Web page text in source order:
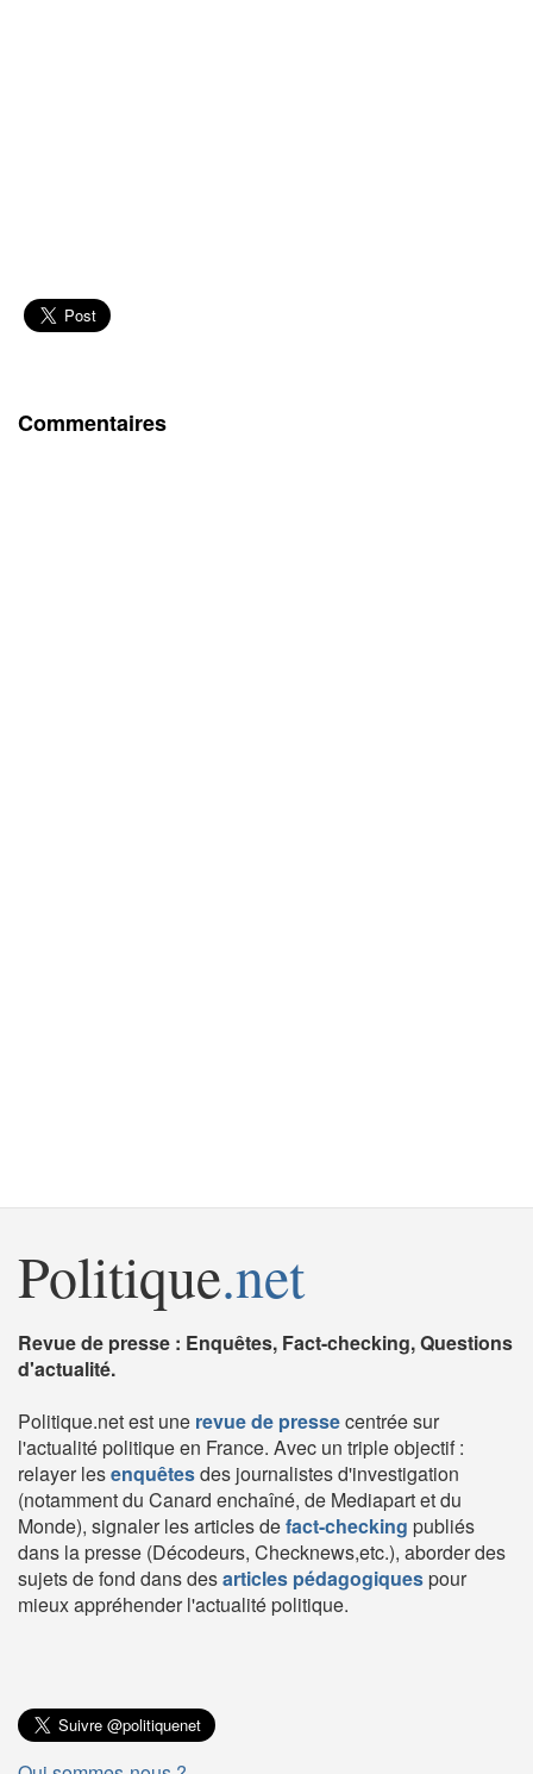
Commentaires
Politique.net
Revue de presse : Enquêtes, Fact-checking, Questions
d'actualité.
Politique.net est une revue de pressecentrée sur
l'actualité politique en France. Avec un triple objectif :
relayer lesenquêtesdes journalistes d'investigation
(notamment du Canard enchaîné, de Mediapart et du
Monde), signaler les articles defact-checking publiés
dans la presse (Décodeurs, Checknews,etc.), aborder des
sujets de fond dans desarticles pédagogiquespour
mieux appréhender l'actualité politique.